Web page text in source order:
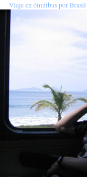
Viaje en ómnibus por Brasil